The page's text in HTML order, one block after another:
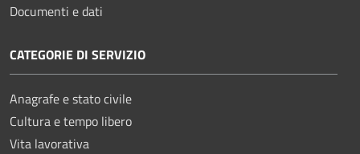
Documenti e dati
CATEGORIE DI SERVIZIO
Anagrafe e stato civile
Cultura e tempo libero
Vita lavorativa